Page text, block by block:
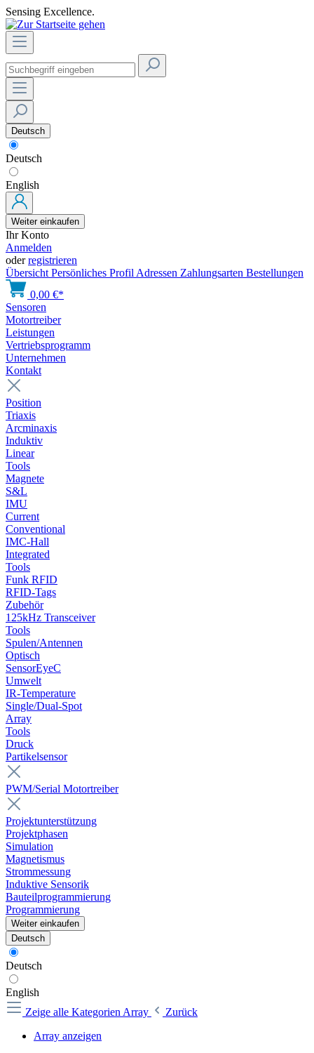
Sensing Excellence.
Deutsch
Deutsch
English
Weiter einkaufen
Ihr Konto
Anmelden
oderregistrieren
Übersicht Persönliches Profil Adressen Zahlungsarten Bestellungen
0,00 €*
Sensoren
Motortreiber
Leistungen
Vertriebsprogramm
Unternehmen
Kontakt
Position
Triaxis
Arcminaxis
Induktiv
Linear
Tools
Magnete
S&L
IMU
Current
Conventional
IMC-Hall
Integrated
Tools
Funk RFID
RFID-Tags
Zubehör
125kHz Transceiver
Tools
Spulen/Antennen
Optisch
SensorEyeC
Umwelt
IR-Temperature
Single/Dual-Spot
Array
Tools
Druck
Partikelsensor
PWM/Serial Motortreiber
Projektunterstützung
Projektphasen
Simulation
Magnetismus
Strommessung
Induktive Sensorik
Bauteilprogrammierung
Programmierung
Weiter einkaufen
Deutsch
Deutsch
English
Zeige alle Kategorien Array
Zurück
Array anzeigen